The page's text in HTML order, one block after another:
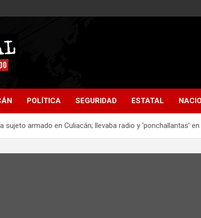
POLÍTICA SEGURIDAD ESTATAL
sujeto armado en Culiacán; llevaba radio y ‘ponchallantas’